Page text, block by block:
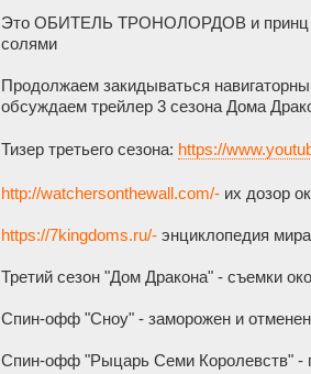
Это ОБИТЕЛЬ ТРОНОЛОРДОВ и принц
солями
Продолжаем закидываться
обсуждаем трейлер 3 сезона Дома
Тизер третьего сезона: https://
http://watchersonthewall.com/- их дозор
https://7kingdoms.ru/- энциклопедия
Третий сезон "Дом Дракона" - съемки
Спин-офф "Сноу" - заморожен и
Спин-офф "Рыцарь Семи Королевств" -